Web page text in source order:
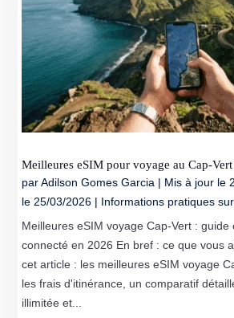
Meilleures eSIM pour voyage au Cap-
parAdilson Gomes Garcia | Mis à jour le
le 25/03/2026 | Informations pratiques
Meilleures eSIM voyage Cap-Vert :
connecté en 2026 En bref : ce que vous
cet article : les meilleures eSIM voyage
les frais d'itinérance, un comparatif
illimitée et...